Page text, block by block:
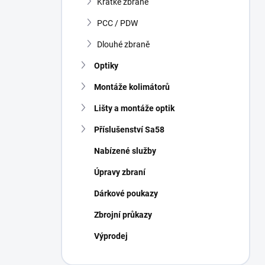
PCC / PDW
Dlouhé zbraně
Optiky
Montáže kolimátorů
Lišty a montáže optik
Příslušenství Sa58
Nabízené služby
Úpravy zbraní
Dárkové poukazy
Zbrojní průkazy
Výprodej